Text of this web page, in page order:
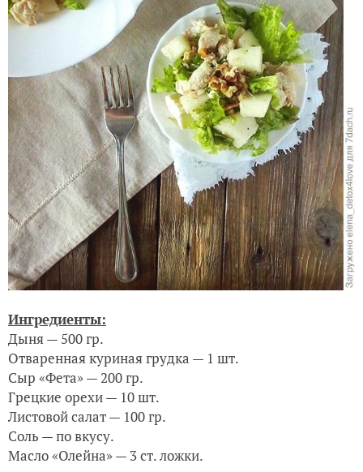
Ингредиенты:
Дыня — 500 гр.
Отваренная куриная грудка — 1 шт.
Сыр «Фета» — 200 гр.
Грецкие орехи — 10 шт.
Листовой салат — 100 гр.
Соль — по вкусу.
Масло «Олейна» — 3 ст. ложки.